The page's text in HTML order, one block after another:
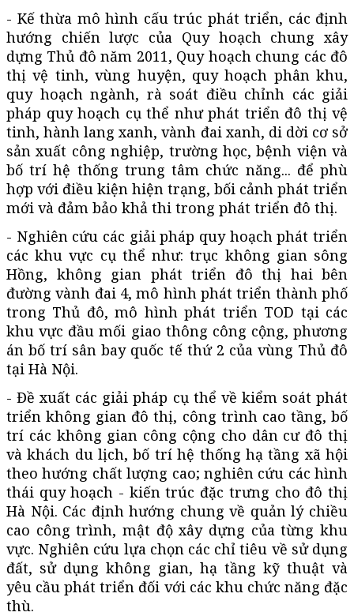
- Kế thừa mô hình cấu trúc phát triển, các định
hướng chiến lược của Quy hoạch chung xây
dựng Thủ đô năm 2011, Quy hoạch chung các đô
thị vệ tinh, vùng huyện, quy hoạch phân khu,
quy hoạch ngành, rà soát điều chỉnh các giải
pháp quy hoạch cụ thể như phát triển đô thị vệ
tinh, hành lang xanh, vành đai xanh, di dời cơ sở
sản xuất công nghiệp, trường học, bệnh viện và
bố trí hệ thống trung tâm chức năng... để phù
hợp với điều kiện hiện trạng, bối cảnh phát triển
mới và đảm bảo khả thi trong phát triển đô thị.
- Nghiên cứu các giải pháp quy hoạch phát triển
các khu vực cụ thể như: trục không gian sông
Hồng, không gian phát triển đô thị hai bên
đường vành đai 4, mô hình phát triển thành phố
trong Thủ đô, mô hình phát triển TOD tại các
khu vực đầu mối giao thông công cộng, phương
án bố trí sân bay quốc tế thứ 2 của vùng Thủ đô
tại Hà Nội.
- Đề xuất các giải pháp cụ thể về kiểm soát phát
triển không gian đô thị, công trình cao tầng, bố
trí các không gian công cộng cho dân cư đô thị
và khách du lịch, bố trí hệ thống hạ tầng xã hội
theo hướng chất lượng cao; nghiên cứu các hình
thái quy hoạch - kiến trúc đặc trưng cho đô thị
Hà Nội. Các định hướng chung về quản lý chiều
cao công trình, mật độ xây dựng của từng khu
vực. Nghiên cứu lựa chọn các chỉ tiêu về sử dụng
đất, sử dụng không gian, hạ tầng kỹ thuật và
yêu cầu phát triển đối với các khu chức năng đặc
thù.